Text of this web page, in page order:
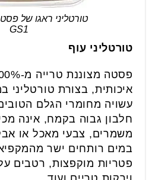
טורטליני ראגו של
GS1
טורטליני עוף
איכותית, בצורת טורטליני
עשויה מחומרי הגלם
חלבון גבוה בקמח, אינה
משמרים, צבעי מאכל או
במים רותחים ישר
פטריות מוקפצות, רטבים